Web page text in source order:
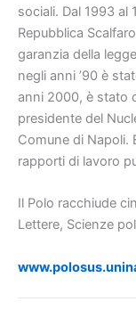
sociali. Dal 1993 al
Repubblica
garanzia della
negli anni ’90 è
anni 2000, è stato
presidente del
Comune di Napoli.
rapporti di lavoro
Il Polo racchiude
Lettere, Scienze